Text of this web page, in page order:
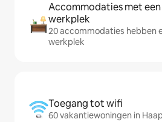
Accommodaties met
werkplek
20 accommodaties hebben
werkplek
Toegang tot wifi
60 vakantiewoningen in